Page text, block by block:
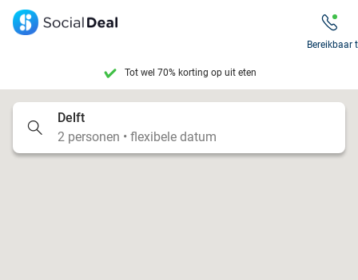
7 dagen per week beschikbaar
9,4 op basis van
Bereikbaar
Delft
2 personen • flexibele datum